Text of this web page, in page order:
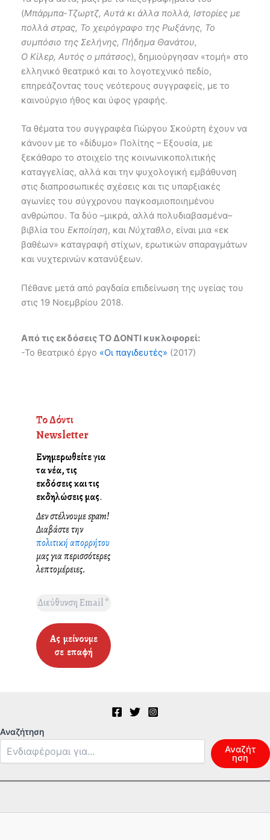
(Mπάρμπα-Tζωρτζ, Αυτά κι άλλα πολλά, Ιστορίες με
πολλά στρας, Το χειρόγραφο της Ρωξάνης, Το
συμπόσιο της Σελήνης, Πήδημα Θανάτου,
Ο Κίλερ, Αυτός ο μπάτσος), δημιούργησαν «τομή» στο
ελληνικό θεατρικό και το λογοτεχνικό πεδίο,
επηρεάζοντας τους νεότερους συγγραφείς, με το
καινούργιο ήθος και ύφος γραφής.
Τα θέματα του συγγραφέα Γιώργου Σκούρτη έχουν να
κάνουν με το «δίδυμο» Πολίτης – Εξουσία, με
ξεκάθαρο το στοιχείο της κοινωνικοπολιτικής
καταγγελίας, αλλά και την ψυχολογική εμβάθυνση
στις διαπροσωπικές σχέσεις και τις υπαρξιακές
αγωνίες του σύγχρονου παγκοσμιοποιημένου
ανθρώπου. Τα δύο –μικρά, αλλά πολυδιαβασμένα–
βιβλία του Εκποίηση, και Νύχταθλο, είναι μια «εκ
βαθέων» καταγραφή στίχων, ερωτικών σπαραγμάτων
και νυχτερινών κατανύξεων.
Πέθανε μετά από ραγδαία επιδείνωση της υγείας του
στις 19 Νοεμβρίου 2018.
Από τις εκδόσεις ΤΟ ΔΟΝΤΙ κυκλοφορεί:
-Το θεατρικό έργο «Οι παγιδευτές» (2017)
Το Δόντι
Newsletter
Ενημερωθείτε για
τα νέα, τις
εκδόσεις και τις
εκδηλώσεις μας.
Δεν στέλνουμε spam!
Διαβάστε την
πολιτική απορρήτου
μας για περισσότερες
λεπτομέρειες.
Αναζήτηση
Αναζήτ
ηση